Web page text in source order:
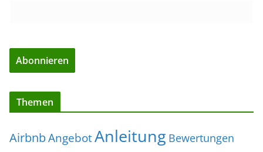
Themen
AirbnbAngebotAnleitung Bewertungen